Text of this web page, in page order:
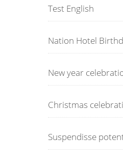
Test English
Nation Hotel
New year
Christmas
Suspendisse